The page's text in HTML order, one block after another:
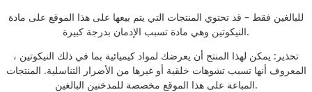
للبالغين فقط – قد تحتوي المنتجات التي يتم بيعها على هذا الموقع على مادة
النيكوتين وهي مادة تسبب الإدمان بدرجة كبيرة.
تحذير: يمكن لهذا المنتج أن يعرضك لمواد كيميائية بما في ذلك النيكوتين ،
المعروف أنها تسبب تشوهات خلقية أو غيرها من الأضرار التناسلية. المنتجات
المباعة على هذا الموقع مخصصة للمدخنين البالغين.